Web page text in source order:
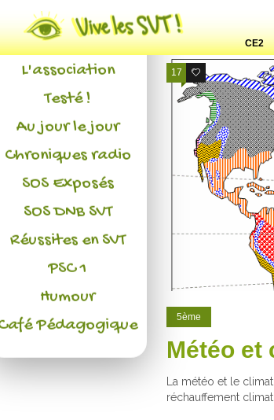
CE2
17 32
5ème
Météo et
La météo et le
réchauffement
Actualités
L'association
Testé !
Au jour le jour
Chroniques radio
SOS Exposés
SOS DNB SVT
Réussites en SVT
PSC 1
Humour
Pédagogique